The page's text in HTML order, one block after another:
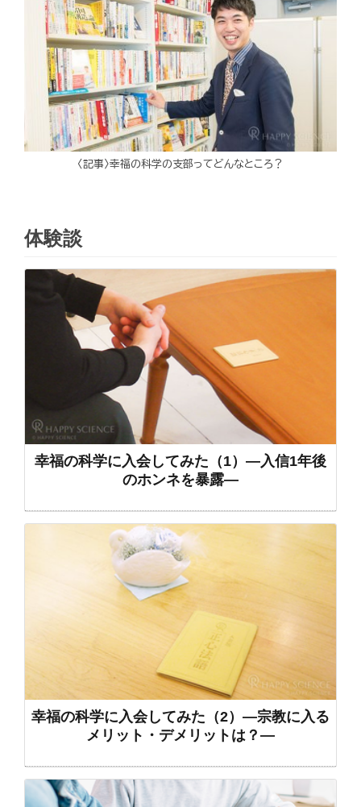
〈記事〉幸福の科学の支部ってどんなところ？
体験談
幸福の科学に入会してみた（1）―入信1年後
のホンネを暴露―
幸福の科学に入会してみた（2）―宗教に入る
メリット・デメリットは？―